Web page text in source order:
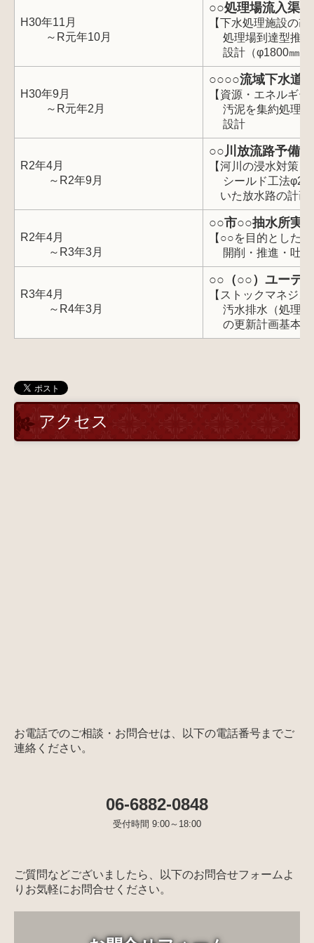
アクセス
お電話でのご相談・お問合せは、以下の電話番号までご
連絡ください。
06-6882-0848
受付時間 9:00～18:00
ご質問などございましたら、以下のお問合せフォームよ
りお気軽にお問合せください。
H30年11月
～R元年10月
○○処理場流入渠
【下水処理施設の
処理場到達型推進
設計（φ1800㎜推
H30年9月
～R元年2月
○○○○流域下水道
【資源・エネルギー
汚泥を集約処理す
設計
R2年4月
～R2年9月
○○川放流路予備
【河川の浸水対策】
シールド工法
いた放水路の計画
R2年4月
～R3年3月
○○市○○抽水所実
【○○を目的とした
開削・推進・吐口
R3年4月
～R4年3月
○○（○○）ユーテ
【ストックマネジメ
汚水排水（処理場
の更新計画基本設